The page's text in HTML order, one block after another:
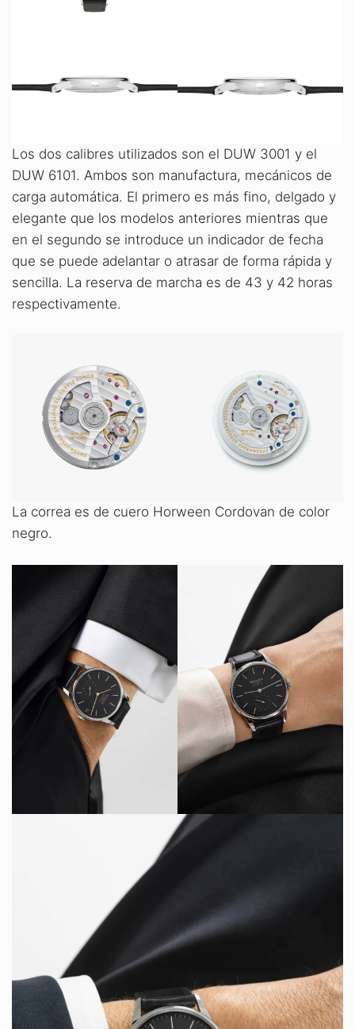
Los dos calibres utilizados son el DUW 3001 y el
DUW 6101. Ambos son manufactura, mecánicos de
carga automática. El primero es más fino, delgado y
elegante que los modelos anteriores mientras que
en el segundo se introduce un indicador de fecha
que se puede adelantar o atrasar de forma rápida y
sencilla. La reserva de marcha es de 43 y 42 horas
respectivamente.
La correa es de cuero Horween Cordovan de color
negro.